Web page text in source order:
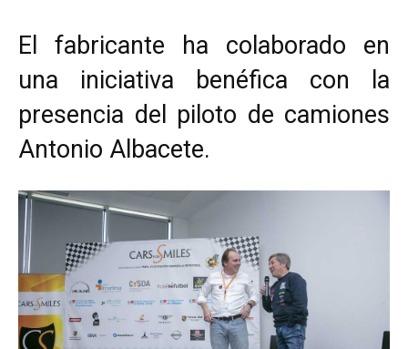
El fabricante ha colaborado en
una iniciativa benéfica con la
presencia del piloto de camiones
Antonio Albacete.